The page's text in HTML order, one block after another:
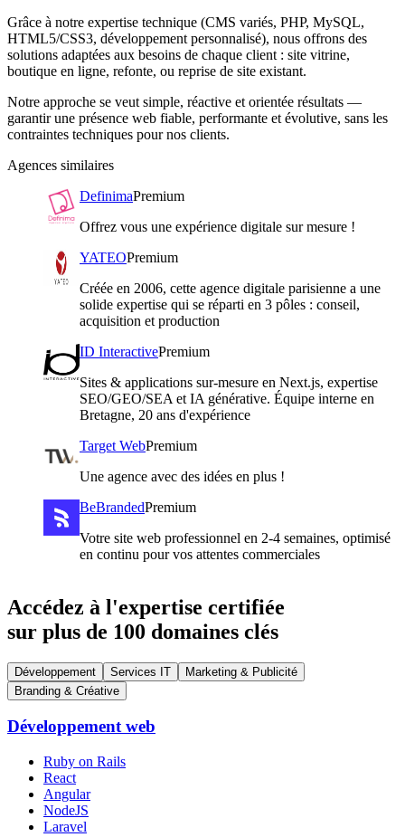
Grâce à notre expertise technique (CMS variés, PHP, MySQL,
HTML5/CSS3, développement personnalisé), nous offrons des
solutions adaptées aux besoins de chaque client : site vitrine,
boutique en ligne, refonte, ou reprise de site existant.
Notre approche se veut simple, réactive et orientée résultats —
garantir une présence web fiable, performante et évolutive, sans les
contraintes techniques pour nos clients.
Agences similaires
DefinimaPremium
Offrez vous une expérience digitale sur mesure !
YATEOPremium
Créée en 2006, cette agence digitale parisienne a une
solide expertise qui se réparti en 3 pôles : conseil,
acquisition et production
ID InteractivePremium
Sites & applications sur-mesure en Next.js, expertise
SEO/GEO/SEA et IA générative. Équipe interne en
Bretagne, 20 ans d'expérience
Target WebPremium
Une agence avec des idées en plus !
BeBrandedPremium
Votre site web professionnel en 2-4 semaines, optimisé
en continu pour vos attentes commerciales
Accédez à l'expertise certifiée
sur plus de 100 domaines clés
Développement Services IT
Marketing & Publicité
Branding & Créative
Développement web
Ruby on Rails
React
Angular
NodeJS
Laravel